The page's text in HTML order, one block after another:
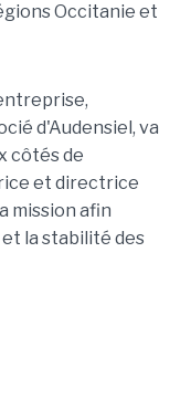
Occitanie et
d'Audensiel, va
côtés de
et directrice
mission afin
la stabilité des